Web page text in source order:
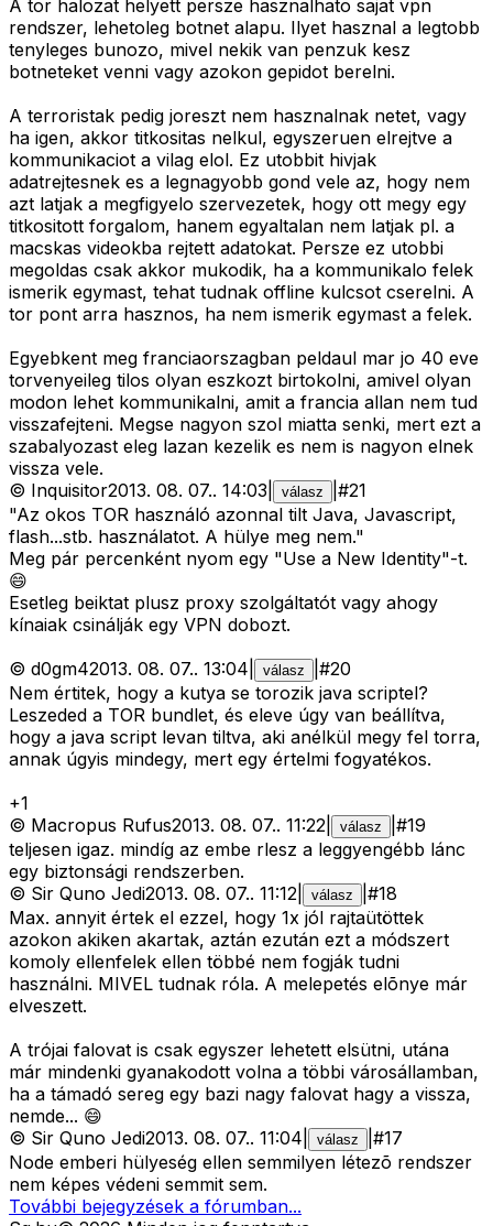
A tor halozat helyett persze hasznalhato sajat vpn
rendszer, lehetoleg botnet alapu. Ilyet hasznal a legtobb
tenyleges bunozo, mivel nekik van penzuk kesz
botneteket venni vagy azokon gepidot berelni.
A terroristak pedig joreszt nem hasznalnak netet, vagy
ha igen, akkor titkositas nelkul, egyszeruen elrejtve a
kommunikaciot a vilag elol. Ez utobbit hivjak
adatrejtesnek es a legnagyobb gond vele az, hogy nem
azt latjak a megfigyelo szervezetek, hogy ott megy egy
titkositott forgalom, hanem egyaltalan nem latjak pl. a
macskas videokba rejtett adatokat. Persze ez utobbi
megoldas csak akkor mukodik, ha a kommunikalo felek
ismerik egymast, tehat tudnak offline kulcsot cserelni. A
tor pont arra hasznos, ha nem ismerik egymast a felek.
Egyebkent meg franciaorszagban peldaul mar jo 40 eve
torvenyeileg tilos olyan eszkozt birtokolni, amivel olyan
modon lehet kommunikalni, amit a francia allan nem tud
visszafejteni. Megse nagyon szol miatta senki, mert ezt a
szabalyozast eleg lazan kezelik es nem is nagyon elnek
vissza vele.
© Inquisitor2013. 08. 07.. 14:03 válasz #21
"Az okos TOR használó azonnal tilt Java, Javascript,
flash...stb. használatot. A hülye meg nem."
Meg pár percenként nyom egy "Use a New Identity"-t.
😄
Esetleg beiktat plusz proxy szolgáltatót vagy ahogy
kínaiak csinálják egy VPN dobozt.
© d0gm42013. 08. 07.. 13:04 válasz #20
Nem értitek, hogy a kutya se torozik java scriptel?
Leszeded a TOR bundlet, és eleve úgy van beállítva,
hogy a java script levan tiltva, aki anélkül megy fel torra,
annak úgyis mindegy, mert egy értelmi fogyatékos.
+1
© Macropus Rufus2013. 08. 07.. 11:22 válasz #19
teljesen igaz. mindíg az embe rlesz a leggyengébb lánc
egy biztonsági rendszerben.
© Sir Quno Jedi2013. 08. 07.. 11:12 válasz #18
Max. annyit értek el ezzel, hogy 1x jól rajtaütöttek
azokon akiken akartak, aztán ezután ezt a módszert
komoly ellenfelek ellen többé nem fogják tudni
használni. MIVEL tudnak róla. A melepetés elõnye már
elveszett.
A trójai falovat is csak egyszer lehetett elsütni, utána
már mindenki gyanakodott volna a többi városállamban,
ha a támadó sereg egy bazi nagy falovat hagy a vissza,
nemde... 😄
© Sir Quno Jedi2013. 08. 07.. 11:04 válasz #17
Node emberi hülyeség ellen semmilyen létezõ rendszer
nem képes védeni semmit sem.
További bejegyzések a fórumban...